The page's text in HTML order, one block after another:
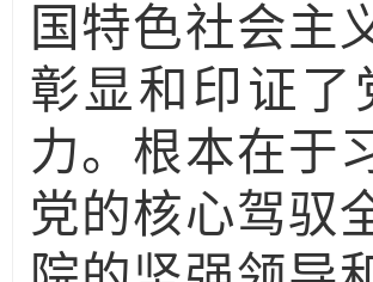
国特色社会主
彰显和印证
力。根本在于
党的核心驾驭